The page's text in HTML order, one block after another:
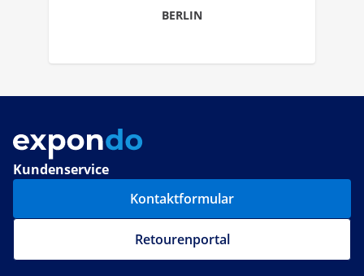
BERLIN
Kundenservice
Kontaktformular
Retourenportal